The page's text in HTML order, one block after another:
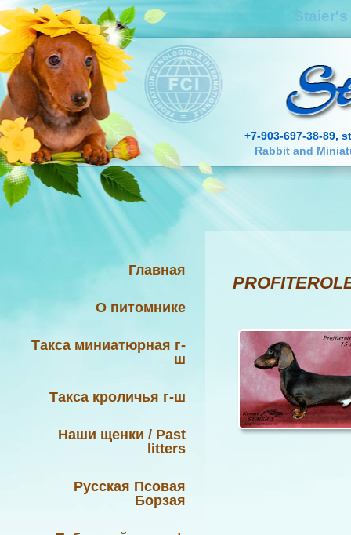
+7-903-697-38-89,
Rabbit and
Главная
О питомнике
Такса миниатюрная г-
ш
Такса кроличья г-ш
Наши щенки / Past
litters
Русская Псовая
Борзая